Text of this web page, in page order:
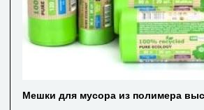
Мешки для мусора из полимера